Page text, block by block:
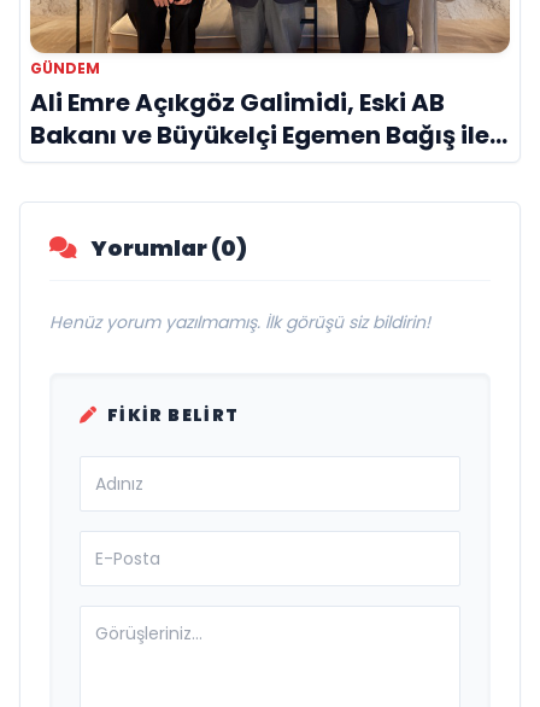
GÜNDEM
Ali Emre Açıkgöz Galimidi, Eski AB
Bakanı ve Büyükelçi Egemen Bağış ile
Bir Araya Geldi
Yorumlar (0)
Henüz yorum yazılmamış. İlk görüşü siz bildirin!
FIKIR BELIRT